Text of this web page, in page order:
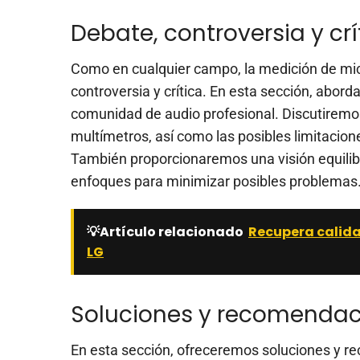
Debate, controversia y
Como en cualquier campo, la medición de
controversia y crítica. En esta sección,
comunidad de audio profesional.
multímetros, así como las posibles
También proporcionaremos una visión
enfoques para minimizar posibles
💡Artículo relacionado Recupera
LG
Soluciones y
En esta sección, ofreceremos soluciones y